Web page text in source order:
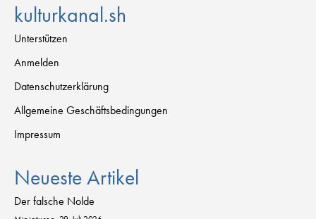
kulturkanal.sh
Unterstützen
Anmelden
Datenschutzerklärung
Allgemeine Geschäftsbedingungen
Impressum
Neueste Artikel
Der falsche Nolde